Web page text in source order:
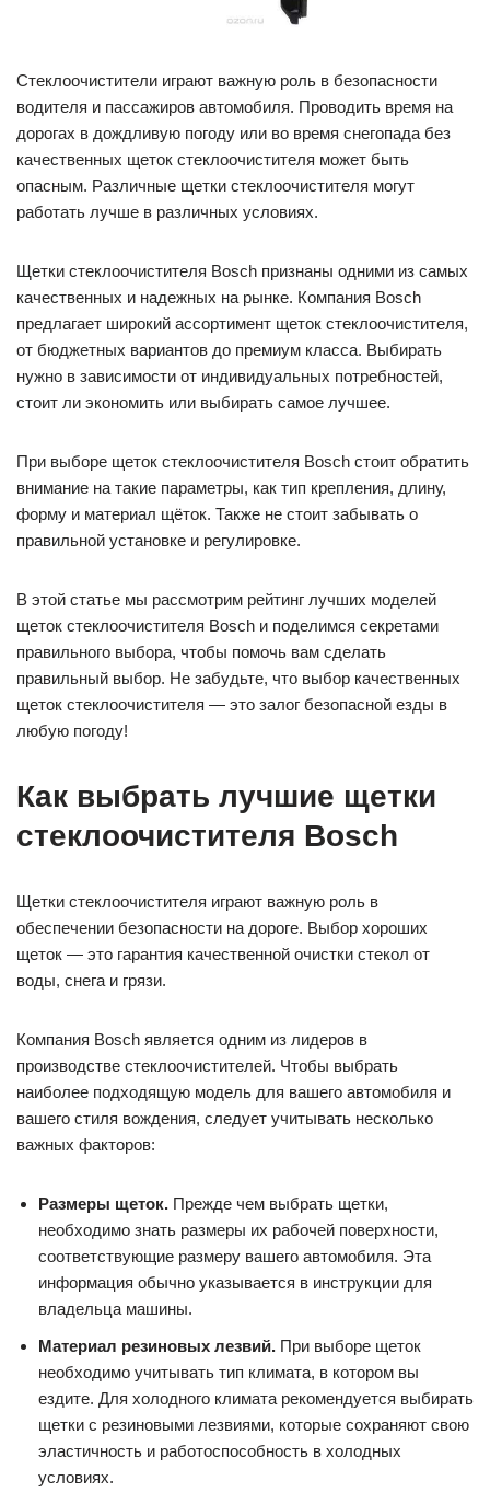
Стеклоочистители играют важную роль в безопасности
водителя и пассажиров автомобиля. Проводить время на
дорогах в дождливую погоду или во время снегопада без
качественных щеток стеклоочистителя может быть
опасным. Различные щетки стеклоочистителя могут
работать лучше в различных условиях.
Щетки стеклоочистителя Bosch признаны одними из самых
качественных и надежных на рынке. Компания Bosch
предлагает широкий ассортимент щеток стеклоочистителя,
от бюджетных вариантов до премиум класса. Выбирать
нужно в зависимости от индивидуальных потребностей,
стоит ли экономить или выбирать самое лучшее.
При выборе щеток стеклоочистителя Bosch стоит обратить
внимание на такие параметры, как тип крепления, длину,
форму и материал щёток. Также не стоит забывать о
правильной установке и регулировке.
В этой статье мы рассмотрим рейтинг лучших моделей
щеток стеклоочистителя Bosch и поделимся секретами
правильного выбора, чтобы помочь вам сделать
правильный выбор. Не забудьте, что выбор качественных
щеток стеклоочистителя — это залог безопасной езды в
любую погоду!
Как выбрать лучшие щетки
стеклоочистителя Bosch
Щетки стеклоочистителя играют важную роль в
обеспечении безопасности на дороге. Выбор хороших
щеток — это гарантия качественной очистки стекол от
воды, снега и грязи.
Компания Bosch является одним из лидеров в
производстве стеклоочистителей. Чтобы выбрать
наиболее подходящую модель для вашего автомобиля и
вашего стиля вождения, следует учитывать несколько
важных факторов:
Размеры щеток. Прежде чем выбрать щетки,
необходимо знать размеры их рабочей поверхности,
соответствующие размеру вашего автомобиля. Эта
информация обычно указывается в инструкции для
владельца машины.
Материал резиновых лезвий. При выборе щеток
необходимо учитывать тип климата, в котором вы
ездите. Для холодного климата рекомендуется выбирать
щетки с резиновыми лезвиями, которые сохраняют свою
эластичность и работоспособность в холодных
условиях.